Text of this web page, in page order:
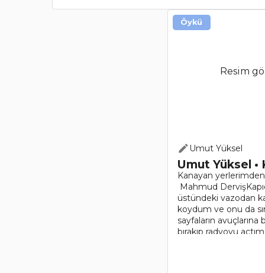
Resim
Umut Yüksel
Umut Yüksel •
Kanayan
Mahmud
üstündeki vazodan
koydum ve onu da
sayfaların avuçlarına
bırakıp radyoyu
Öykü